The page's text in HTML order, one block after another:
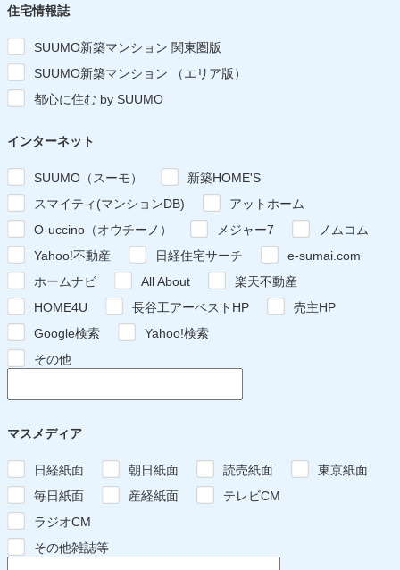
住宅情報誌
SUUMO新築マンション 関東圏版
SUUMO新築マンション （エリア版）
都心に住む by SUUMO
インターネット
SUUMO（スーモ）
新築HOME'S
スマイティ(マンションDB)
アットホーム
O-uccino（オウチーノ）
メジャー7
ノムコム
Yahoo!不動産
日経住宅サーチ
e-sumai.com
ホームナビ
All About
楽天不動産
HOME4U
長谷工アーベストHP
売主HP
Google検索
Yahoo!検索
その他
マスメディア
日経紙面 朝日紙面 読売紙面
東京紙面
毎日紙面
産経紙面
テレビCM
ラジオCM
その他雑誌等